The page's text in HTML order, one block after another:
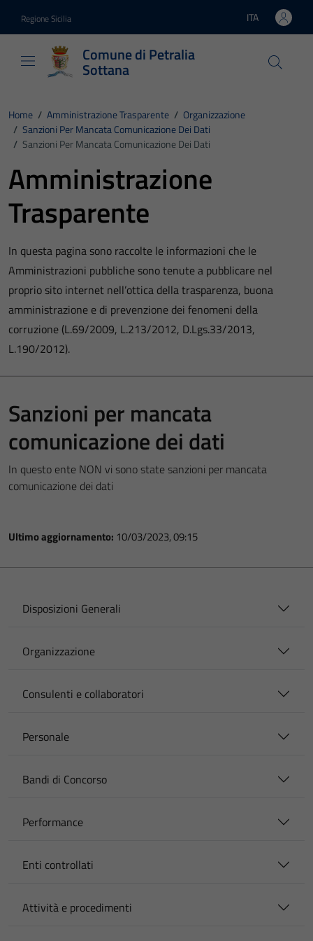
Regione Sicilia Lingua attiva:
ITA
Comune di Petralia
Sottana
Home / Amministrazione Trasparente / Organizzazione
/ Sanzioni Per Mancata Comunicazione Dei Dati
/ Sanzioni Per Mancata Comunicazione Dei Dati
Amministrazione
Trasparente
In questa pagina sono raccolte le informazioni che le
Amministrazioni pubbliche sono tenute a pubblicare nel
proprio sito internet nell’ottica della trasparenza, buona
amministrazione e di prevenzione dei fenomeni della
corruzione (L.69/2009, L.213/2012, D.Lgs.33/2013,
L.190/2012).
Sanzioni per mancata
comunicazione dei dati
In questo ente NON vi sono state sanzioni per mancata
comunicazione dei dati
Ultimo aggiornamento: 10/03/2023, 09:15
Disposizioni Generali
Organizzazione
Consulenti e collaboratori
Personale
Bandi di Concorso
Performance
Enti controllati
Attività e procedimenti